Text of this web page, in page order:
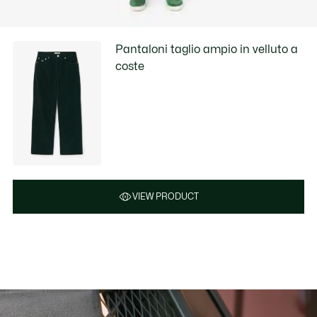
Pantaloni taglio ampio in velluto a
coste
VIEW PRODUCT